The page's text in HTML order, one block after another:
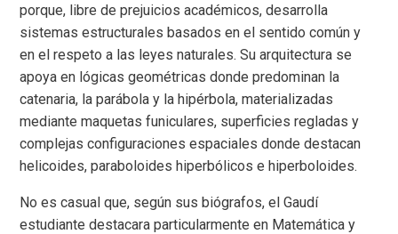
porque, libre de prejuicios académicos, desarrolla
sistemas estructurales basados en el sentido común y
en el respeto a las leyes naturales. Su arquitectura se
apoya en lógicas geométricas donde predominan la
catenaria, la parábola y la hipérbola, materializadas
mediante maquetas funiculares, superficies regladas y
complejas configuraciones espaciales donde destacan
helicoides, paraboloides hiperbólicos e hiperboloides.
No es casual que, según sus biógrafos, el Gaudí
estudiante destacara particularmente en Matemática y